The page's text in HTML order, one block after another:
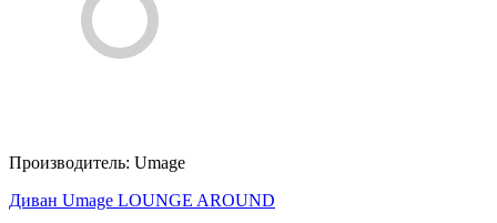
Производитель: Umage
Диван Umage LOUNGE AROUND